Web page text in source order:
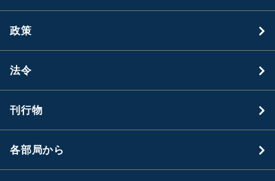
政策
法令
刊行物
各部局から